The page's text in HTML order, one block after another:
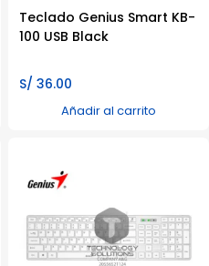
Teclado Genius Smart KB-
100 USB Black
S/ 36.00
Añadir al carrito